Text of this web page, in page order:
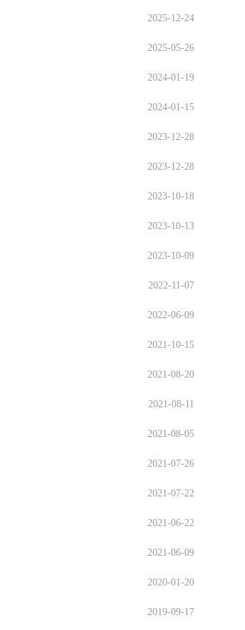
2025-12-24
2025-05-26
2024-01-19
2024-01-15
2023-12-28
2023-12-28
2023-10-18
2023-10-13
2023-10-09
2022-11-07
2022-06-09
2021-10-15
2021-08-20
2021-08-11
2021-08-05
2021-07-26
2021-07-22
2021-06-22
2021-06-09
2020-01-20
2019-09-17